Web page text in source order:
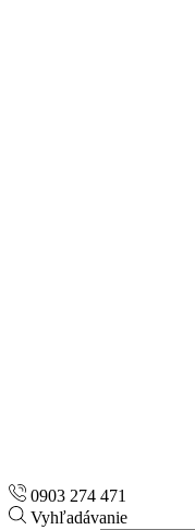
0903 274 471
Vyhľadávanie